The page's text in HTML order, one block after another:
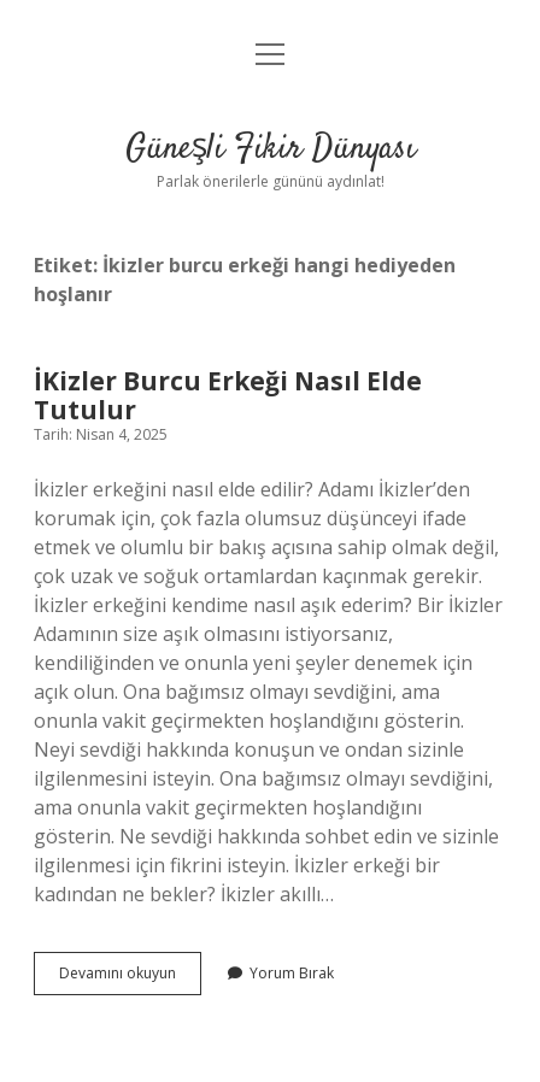
Anasayfa
Yasal Uyarı
menüyü
Güneşli Fikir Dünyası
Parlak önerilerle gününü aydınlat!
Etiket: İkizler burcu erkeği hangi hediyeden
hoşlanır
İKizler Burcu Erkeği Nasıl Elde
Tutulur
Tarih: Nisan 4, 2025
İkizler erkeğini nasıl elde edilir? Adamı İkizler’den
korumak için, çok fazla olumsuz düşünceyi ifade
etmek ve olumlu bir bakış açısına sahip olmak değil,
çok uzak ve soğuk ortamlardan kaçınmak gerekir.
İkizler erkeğini kendime nasıl aşık ederim? Bir İkizler
Adamının size aşık olmasını istiyorsanız,
kendiliğinden ve onunla yeni şeyler denemek için
açık olun. Ona bağımsız olmayı sevdiğini, ama
onunla vakit geçirmekten hoşlandığını gösterin.
Neyi sevdiği hakkında konuşun ve ondan sizinle
ilgilenmesini isteyin. Ona bağımsız olmayı sevdiğini,
ama onunla vakit geçirmekten hoşlandığını
gösterin. Ne sevdiği hakkında sohbet edin ve sizinle
ilgilenmesi için fikrini isteyin. İkizler erkeği bir
kadından ne bekler? İkizler akıllı…
Devamını okuyun
Burcu
Yorum Bırak